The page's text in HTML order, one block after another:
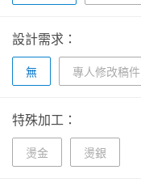
設計需求：
無 專人修改稿件
特殊加工：
燙金 燙銀